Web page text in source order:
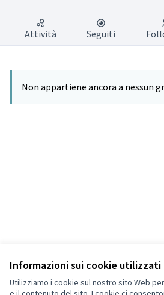
Informazioni sui cookie
Utilizziamo i cookie sul nostro sito Web
Attività Seguiti
Non appartiene ancora a nessun
Termini di servizio
Impostazioni dei cookie